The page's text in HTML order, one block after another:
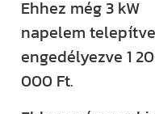
Ehhez még 3 kW
napelem
engedélyezve 1
000 Ft.